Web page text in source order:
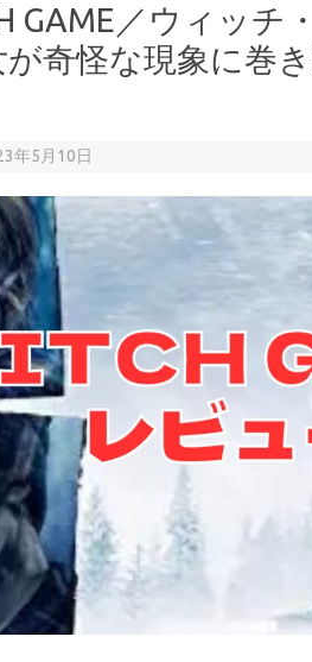
GAME／ウィッチ
奇怪な現象に巻
年5月10日